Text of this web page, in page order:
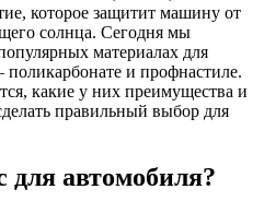
которое защитит машину от
солнца. Сегодня мы
материалах для
и профнастиле.
какие у них преимущества и
правильный выбор для
для автомобиля?